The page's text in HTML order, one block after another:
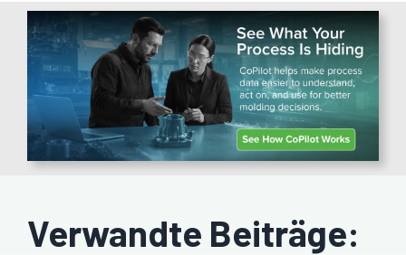
Verwandte Beiträge: